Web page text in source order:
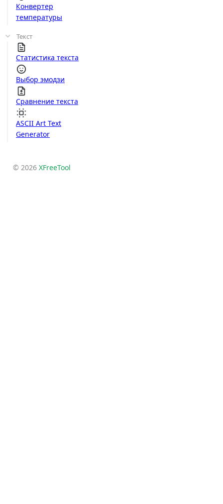
Конвертер
температуры
Текст
Статистика текста
Выбор эмодзи
Сравнение текста
ASCII Art Text
Generator
© 2026XFreeTool